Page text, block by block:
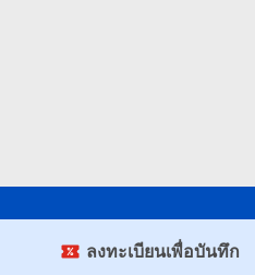
ลงทะเบียนเพื่อบันทึก